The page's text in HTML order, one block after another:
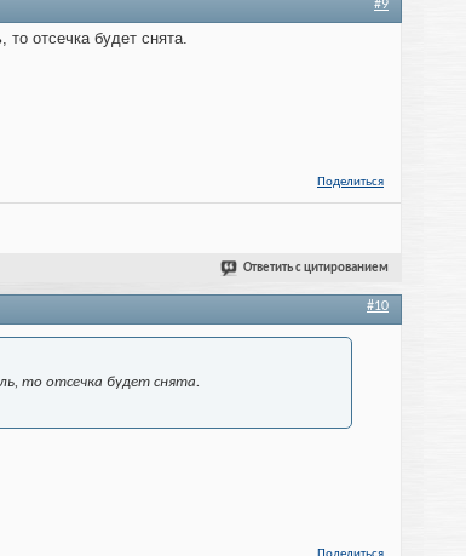
#9
отсечка будет снята.
Поделиться
Ответить с цитированием
#10
то отсечка будет снята.